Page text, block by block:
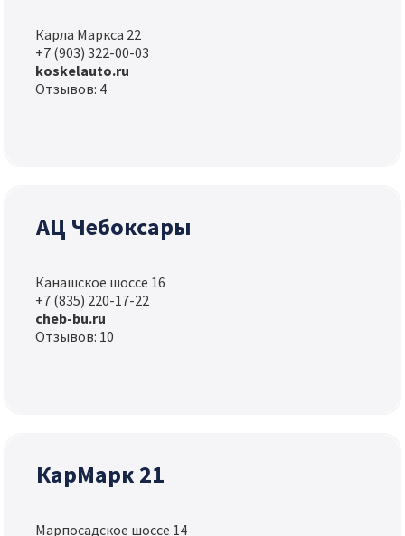
Карла Маркса 22
+7 (903) 322-00-03
koskelauto.ru
Отзывов: 4
АЦ Чебоксары
Канашское шоссе 16
+7 (835) 220-17-22
cheb-bu.ru
Отзывов: 10
КарМарк 21
Марпосадское шоссе 14